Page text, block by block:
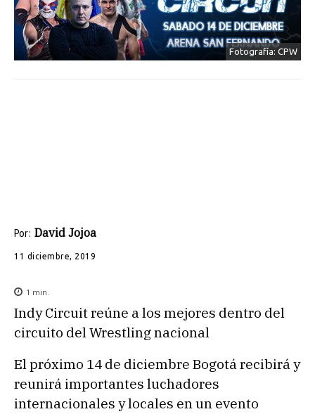
Fotografía: CPW
Por: David Jojoa
11 diciembre, 2019
1 min.
Indy Circuit reúne a los mejores dentro del
circuito del Wrestling nacional
El próximo 14 de diciembre Bogotá recibirá y
reunirá importantes luchadores
internacionales y locales en un evento